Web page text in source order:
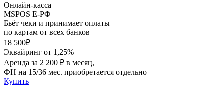
Онлайн-касса
MSPOS E-PФ
Бьёт чеки и принимает оплаты
по картам от всех банков
18 500₽
Эквайринг от 1,25%
Аренда за 2 200 ₽ в месяц,
ФН на 15/36 мес. приобретается отдельно
Купить